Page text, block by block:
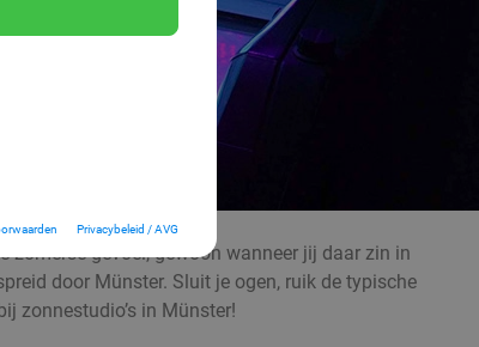
Privacybeleid / AVG
gevoel, gewoon wanneer jij daar zin in
door Münster. Sluit je ogen, ruik de typische
zonnestudio’s in Münster!